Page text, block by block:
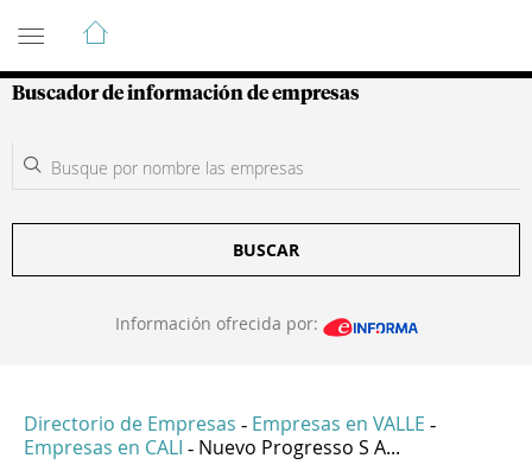
Guía de Empresas Colombianas
Buscador de información de empresas
BUSCAR
Información ofrecida por:
Directorio de Empresas - Empresas en VALLE -
Empresas en CALI - Nuevo Progresso S A...